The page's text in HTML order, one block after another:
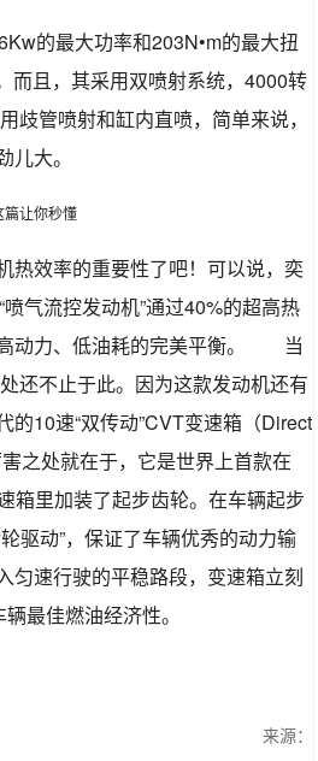
的最大功率和203N•m的最大扭
而且，其采用双喷射系统，4000转
歧管喷射和缸内直喷，简单来说，
大。
热效率的重要性了吧！可以说，奕
气流控发动机”通过40%的超高热
动力、低油耗的完美平衡。 当
还不止于此。因为这款发动机还有
的10速“双传动”CVT变速箱（Direct
处就在于，它是世界上首款在
箱里加装了起步齿轮。在车辆起步
驱动”，保证了车辆优秀的动力输
匀速行驶的平稳路段，变速箱立刻
最佳燃油经济性。
来源：